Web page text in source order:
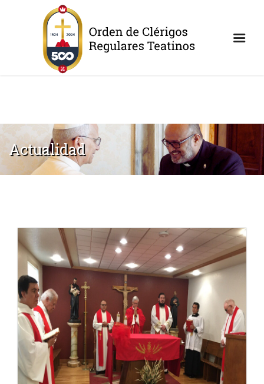
Actualidad